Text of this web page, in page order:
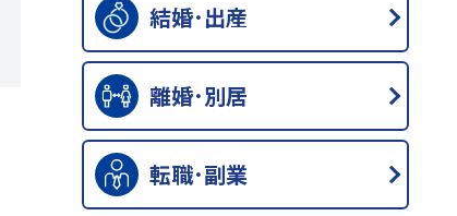
結婚･出産
離婚･別居
転職･副業